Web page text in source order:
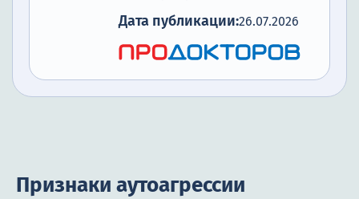
Дата публикации:26.07.2026
Признаки аутоагрессии